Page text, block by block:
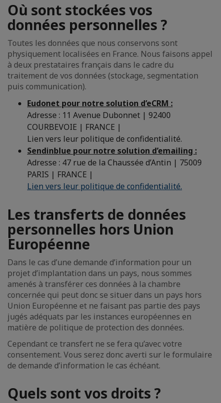
Où sont stockées vos
données personnelles ?
Toutes les données que nous conservons sont
physiquement localisées en France. Nous faisons appel
à deux prestataires français dans le cadre du
traitement de vos données (stockage, segmentation
puis communication).
Eudonet pour notre solution d’eCRM :
Adresse : 11 Avenue Dubonnet | 92400
COURBEVOIE | FRANCE |
Lien vers leur politique de confidentialité.
Sendinblue pour notre solution d’emailing :
Adresse : 47 rue de la Chaussée d’Antin | 75009
PARIS | FRANCE |
Lien vers leur politique de confidentialité.
Les transferts de données
personnelles hors Union
Européenne
Dans le cas d’une demande d’information pour un
projet d’implantation dans un pays, nous sommes
amenés à transférer ces données à la chambre
concernée qui peut donc se situer dans un pays hors
Union Européenne et ne faisant pas partie des pays
jugés adéquats par les instances européennes en
matière de politique de protection des données.
Cependant ce transfert ne se fera qu’avec votre
consentement. Vous serez donc averti sur le formulaire
de demande d’information le cas échéant.
Quels sont vos droits ?